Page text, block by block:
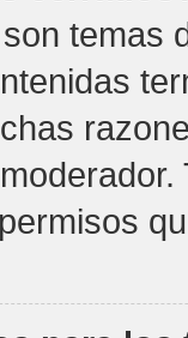
temas